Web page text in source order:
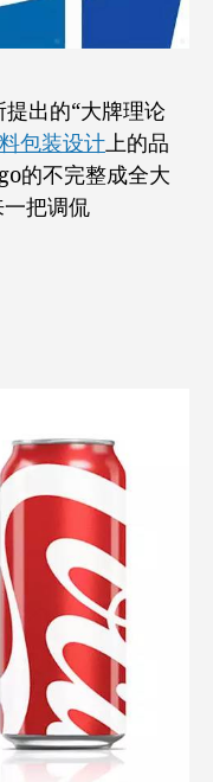
出的“大牌理论
包装设计上的品
的不完整成全大
把调侃